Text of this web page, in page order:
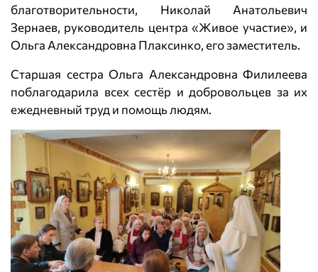
благотворительности, Николай Анатольевич
Зернаев, руководитель центра «Живое участие», и
Ольга Александровна Плаксинко, его заместитель.
Старшая сестра Ольга Александровна Филилеева
поблагодарила всех сестёр и добровольцев за их
ежедневный труд и помощь людям.